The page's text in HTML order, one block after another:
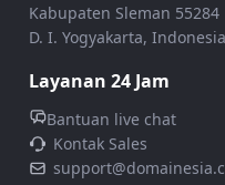
Kabupaten Sleman 55284
D. I. Yogyakarta, Indonesia
Layanan 24 Jam
Bantuan live chat
Kontak Sales